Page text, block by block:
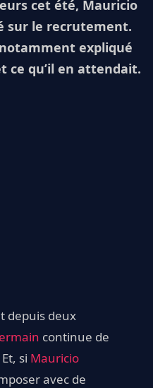
cet été, Mauricio
sur le recrutement.
expliqué
ce qu’il en attendait.
depuis deux
continue de
si Mauricio
avec de